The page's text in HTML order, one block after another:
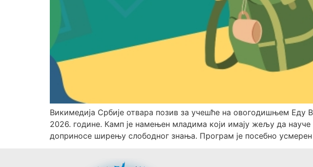
Викимедија Србије отвара позив за учешће на овогодишњем Еду
2026. године. Камп је намењен младима који имају жељу да
доприносе ширењу слободног знања. Програм је посебно